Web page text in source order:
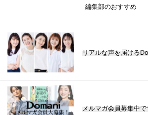
編集部のおすすめ
リアルな声を届ける
メルマガ会員募集中で